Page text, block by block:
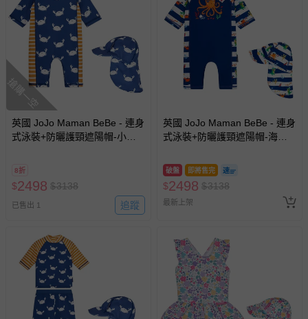
搶購一空
英國 JoJo Maman BeBe - 連身
式泳裝+防曬護頸遮陽帽-小白
8折
$2498 $3138
已售出 1 追蹤
英國 JoJo Maman BeBe - 連身
式泳裝+防曬護頸遮陽帽-海盜
_JJL2753
破盤 即將售完
$2498 $3138
最新上架